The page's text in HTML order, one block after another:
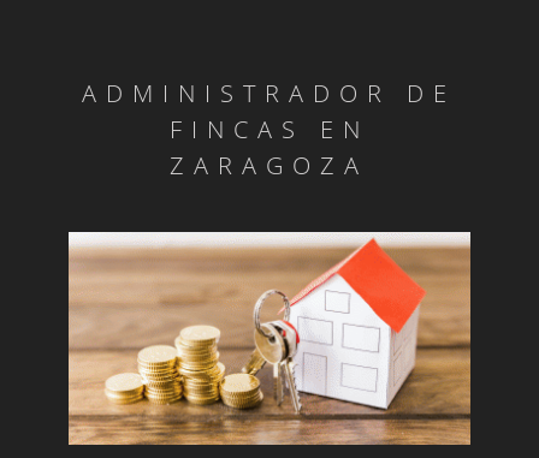
complementarias? Efectivamente lo
Si el ascensor sirviera para suprimir barreras
cooperativa
Carácter común de subsótano no recogido en
el Título Constitutivo.
Consideración como elemento común de la
construcción que invade el vuelo de la finca
Exención de contribución a gastos de escalera
no incluye instalación de ascensor ya que esta
ADMINISTRADOR DE
FINCAS EN
ZARAGOZA